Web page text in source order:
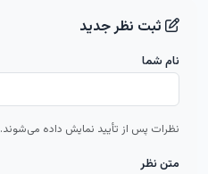
ثبت نظر جدید
نام شما
نظرات پس از تأیید نمایش داده می‌شوند.
متن نظر